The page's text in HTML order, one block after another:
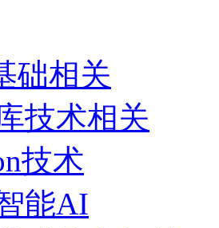
础相关
技术相关
技术
能AI